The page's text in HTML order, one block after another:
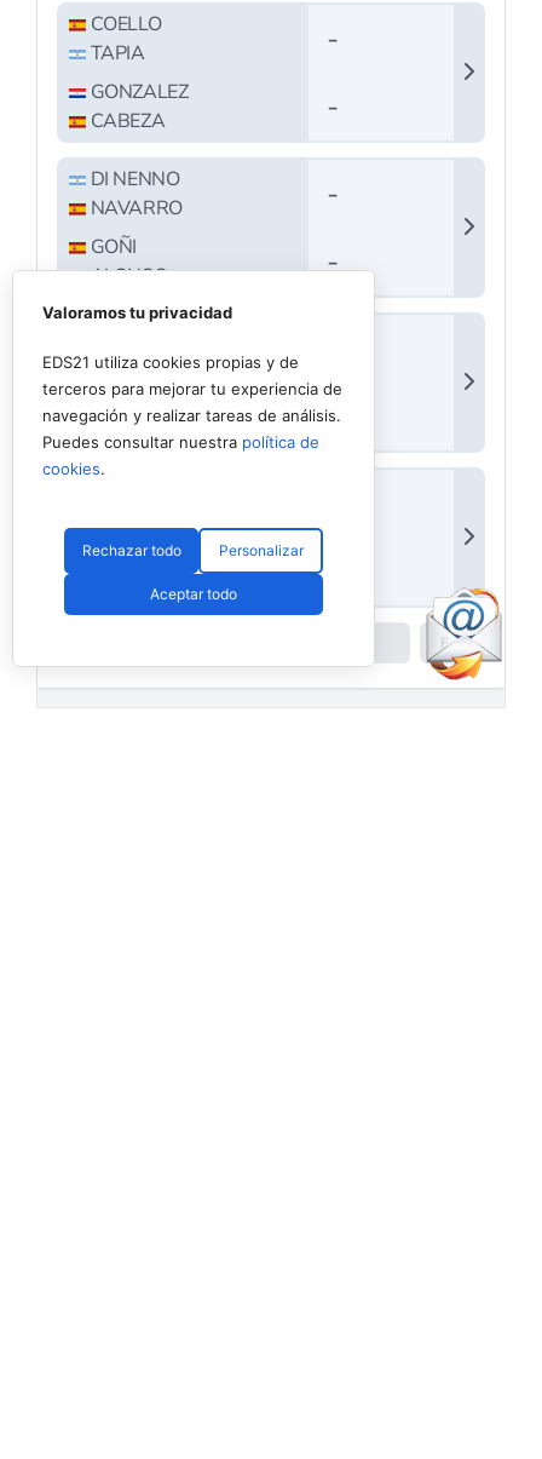
Valoramos tu privacidad
EDS21 utiliza cookies propias y de
terceros para mejorar tu experiencia de
navegación y realizar tareas de análisis.
Puedes consultar nuestra política de
cookies.
Rechazar todo Personalizar
Aceptar todo